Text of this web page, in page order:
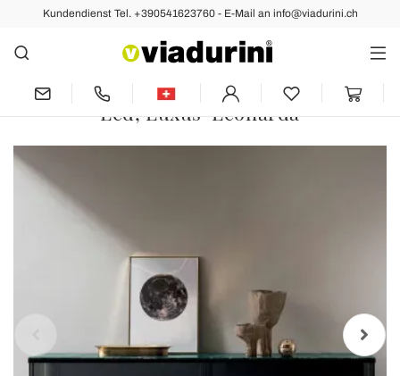
Kundendienst Tel. +390541623760 - E-Mail an info@viadurini.ch
Vorher Nächste
Wohnzimmer-Sideboard aus Rauchglas
und grünem oder rotem Marmor mit
Led, Luxus-Leonarda